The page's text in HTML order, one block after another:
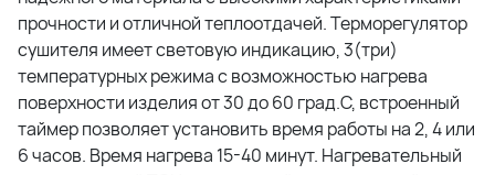
прочности и отличной теплоотдачей. Терморегулятор
сушителя имеет световую индикацию, 3(три)
температурных режима с возможностью нагрева
поверхности изделия от 30 до 60 град.C, встроенный
таймер позволяет установить время работы на 2, 4 или
6 часов. Время нагрева 15-40 минут. Нагревательный